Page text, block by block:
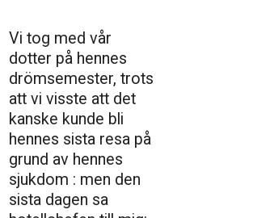
Vi tog med vår
dotter på hennes
drömsemester, trots
att vi visste att det
kanske kunde bli
hennes sista resa på
grund av hennes
sjukdom : men den
sista dagen sa